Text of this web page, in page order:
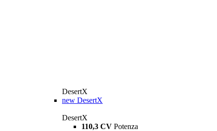
DesertX
new DesertX
DesertX
110,3 CV Potenza